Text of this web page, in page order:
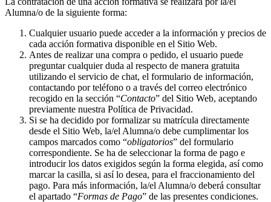
Alumna/o de la siguiente forma:
Cualquier usuario puede acceder a la información y precios de
cada acción formativa disponible en el Sitio Web.
Antes de realizar una compra o pedido, el usuario puede
preguntar cualquier duda al respecto de manera gratuita
utilizando el servicio de chat, el formulario de información,
contactando por teléfono o a través del correo electrónico
recogido en la sección “Contacto” del Sitio Web, aceptando
previamente nuestra Política de Privacidad.
Si se ha decidido por formalizar su matrícula directamente
desde el Sitio Web, la/el Alumna/o debe cumplimentar los
campos marcados como “obligatorios” del formulario
correspondiente. Se ha de seleccionar la forma de pago e
introducir los datos exigidos según la forma elegida, así como
marcar la casilla, si así lo desea, para el fraccionamiento del
pago. Para más información, la/el Alumna/o deberá consultar
el apartado “Formas de Pago” de las presentes condiciones.